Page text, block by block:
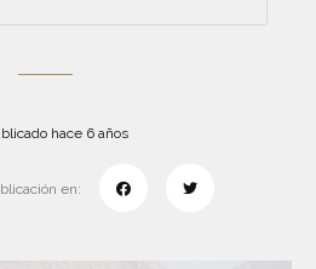
hace 6 años
en: